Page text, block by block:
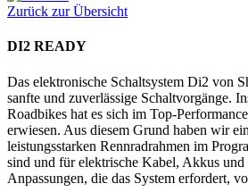
Zurück zur Übersicht
DI2 READY
Das elektronische Schaltsystem Di2 von
sanfte und zuverlässige Schaltvorgänge.
Roadbikes hat es sich im Top-
erwiesen. Aus diesem Grund haben wir
leistungsstarken Rennradrahmen im
sind und für elektrische Kabel, Akkus und
Anpassungen, die das System erfordert,